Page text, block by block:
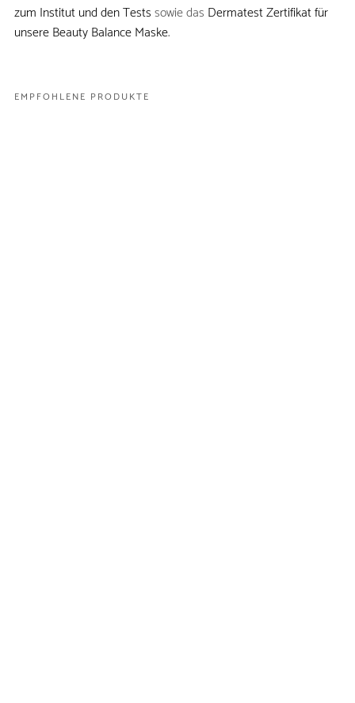
zum Institut und den Testssowie das Dermatest Zertifikat für
unsere Beauty Balance Maske.
H1 FÜR STRUKTUR
H2 FÜR STRUKTUR
H3 FÜR STRUKTUR
H4 FÜR STRUKTUR
H5 FÜR STRUKTUR
EMPFOHLENE PRODUKTE